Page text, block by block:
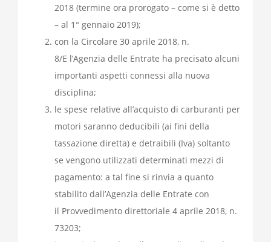
2018 (termine ora prorogato – come si è detto
– al 1° gennaio 2019);
con la Circolare 30 aprile 2018, n.
8/E l’Agenzia delle Entrate ha precisato alcuni
importanti aspetti connessi alla nuova
disciplina;
le spese relative all’acquisto di carburanti per
motori saranno deducibili (ai fini della
tassazione diretta) e detraibili (Iva) soltanto
se vengono utilizzati determinati mezzi di
pagamento: a tal fine si rinvia a quanto
stabilito dall’Agenzia delle Entrate con
il Provvedimento direttoriale 4 aprile 2018, n.
73203;